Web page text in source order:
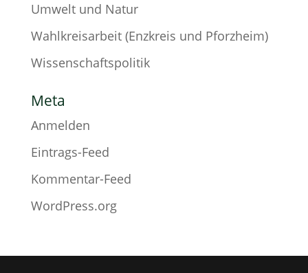
Umwelt und Natur
Wahlkreisarbeit (Enzkreis und Pforzheim)
Wissenschaftspolitik
Meta
Anmelden
Eintrags-Feed
Kommentar-Feed
WordPress.org